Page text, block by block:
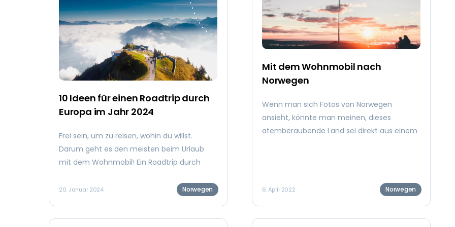
10 Ideen für einen Roadtrip durch
Europa im Jahr 2024
Frei sein, um zu reisen, wohin du willst.
Darum geht es den meisten beim Urlaub
mit dem Wohnmobil! Ein Roadtrip durch
völliger Freiheit. Aber für manche kann diese
20. Januar 2024 Norwegen
Mit dem Wohnmobil nach
Norwegen
Wenn man sich Fotos von Norwegen
ansieht, könnte man meinen, dieses
atemberaubende Land sei direkt aus einem
unglaublicher natürlicher Schönheit
geprägt. Dieses Land muss man unbedingt
6. April 2022 Norwegen